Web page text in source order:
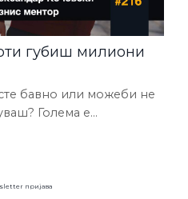
губиш милиони
бавно или можеби не
Голема е
низ конкретни
пријава